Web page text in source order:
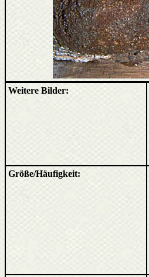
Weitere Bilder:
Größe/Häufigkeit: